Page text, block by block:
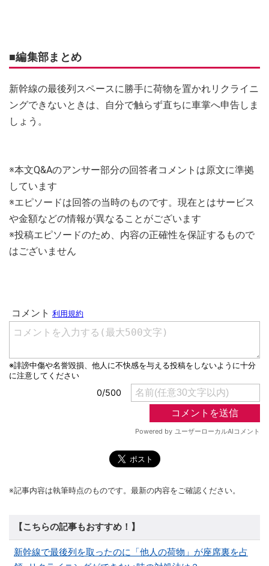
■編集部まとめ
新幹線の最後列スペースに勝手に荷物を置かれリクライニ
ングできないときは、自分で触らず直ちに車掌へ申告しま
しょう。
※本文Q&Aのアンサー部分の回答者コメントは原文に準拠
しています
※エピソードは回答の当時のものです。現在とはサービス
や金額などの情報が異なることがございます
※投稿エピソードのため、内容の正確性を保証するもので
はございません
※記事内容は執筆時点のものです。最新の内容をご確認ください。
【こちらの記事もおすすめ！】
新幹線で最後列を取ったのに「他人の荷物」が座席裏を占